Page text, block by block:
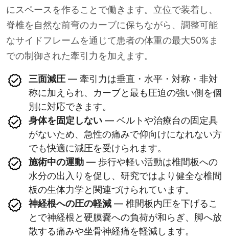
にスペースを作ることで働きます。立位で装着し、
脊椎を自然な前弯のカーブに保ちながら、調整可能
なサイドフレームを通じて患者の体重の最大50%ま
での制御された牽引力を加えます。
三面減圧 — 牽引力は垂直・水平・対称・非対
称に加えられ、カーブと最も圧迫の強い側を個
別に対応できます。
身体を固定しない — ベルトや治療台の固定具
がないため、急性の痛みで仰向けになれない方
でも快適に減圧を受けられます。
施術中の運動 — 歩行や軽い活動は椎間板への
水分の出入りを促し、研究ではより健全な椎間
板の生体力学と関連づけられています。
神経根への圧の軽減 — 椎間板内圧を下げるこ
とで神経根と硬膜嚢への負荷が和らぎ、脚へ放
散する痛みや坐骨神経痛を軽減します。